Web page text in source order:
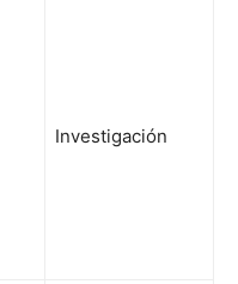
Investigación